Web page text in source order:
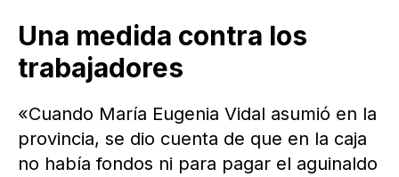
Una medida contra los
trabajadores
«Cuando María Eugenia Vidal asumió en la
provincia, se dio cuenta de que en la caja
no había fondos ni para pagar el aguinaldo